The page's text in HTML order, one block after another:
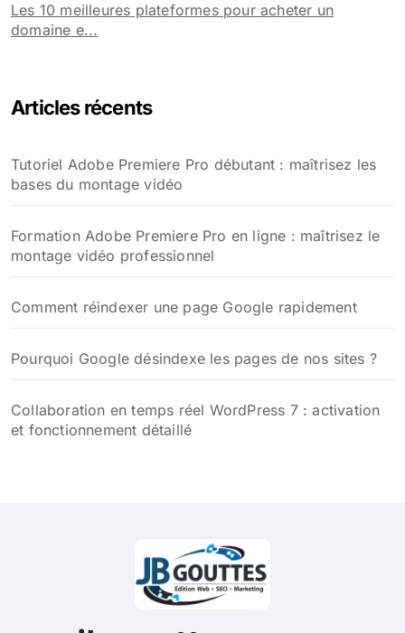
Les 10 meilleures plateformes pour acheter un
domaine e...
Articles récents
Tutoriel Adobe Premiere Pro débutant : maîtrisez les
bases du montage vidéo
Formation Adobe Premiere Pro en ligne : maîtrisez le
montage vidéo professionnel
Comment réindexer une page Google rapidement
Pourquoi Google désindexe les pages de nos sites ?
Collaboration en temps réel WordPress 7 : activation
et fonctionnement détaillé